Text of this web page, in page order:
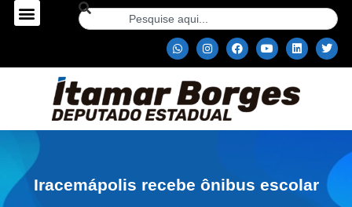
Iracemápolis recebe ônibus escolar